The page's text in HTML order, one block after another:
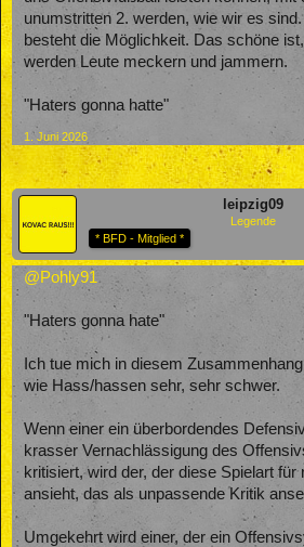
unumstritten 2. werden, wie wir es
besteht die Möglichkeit. Das schöne
werden Leute meckern und jammern.
"Haters gonna hatte"
1. Juni 2026
leipzig09
Legende
* BFD - Mitglied *
@Pohly91
"Haters gonna hate"
Ich tue mich in diesem
wie Hass/hassen sehr, sehr schwer.
Wenn einer ein überbordendes
krasser Vernachlässigung des
kritisiert, wird der, der diese Spielart für
ansieht, das als unpassende Kritik
Umgekehrt wird einer, der ein